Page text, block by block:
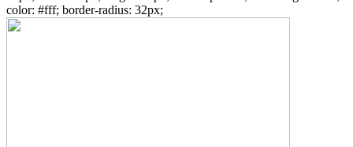
color: #fff; border-radius: 32px;